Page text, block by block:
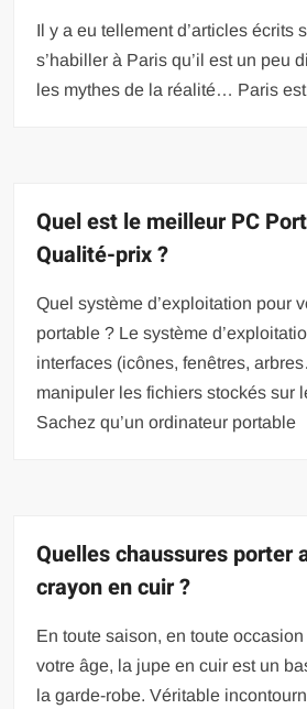
Il y a eu tellement d’articles écrits
s’habiller à Paris qu’il est un peu
les mythes de la réalité… Paris
Quel est le meilleur PC
Qualité-prix ?
Quel système d’exploitation pour
portable ? Le système
interfaces (icônes, fenêtres,
manipuler les fichiers stockés sur
Sachez qu’un ordinateur portable
Quelles chaussures porter
crayon en cuir ?
En toute saison, en toute
votre âge, la jupe en cuir est un
la garde-robe. Véritable